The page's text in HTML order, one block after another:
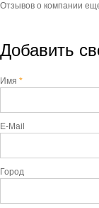
Отзывов о компании
Добавить
Имя *
E-Mail
Город